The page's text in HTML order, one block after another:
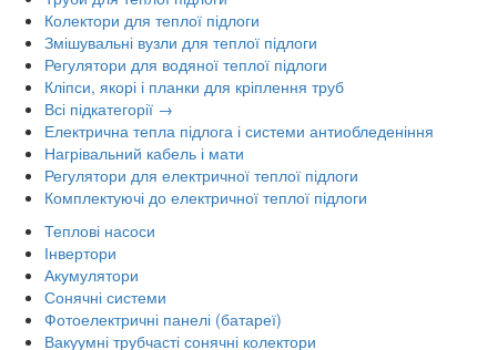
Колектори для теплої підлоги
Змішувальні вузли для теплої підлоги
Регулятори для водяної теплої підлоги
Кліпси, якорі і планки для кріплення труб
Всі підкатегорії →
Електрична тепла підлога і системи антиобледеніння
Нагрівальний кабель і мати
Регулятори для електричної теплої підлоги
Комплектуючі до електричної теплої підлоги
Теплові насоси
Інвертори
Акумулятори
Сонячні системи
Фотоелектричні панелі (батареї)
Вакуумні трубчасті сонячні колектори